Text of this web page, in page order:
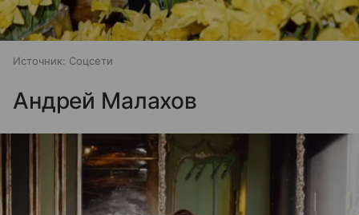
Источник: Соцсети
Андрей Малахов